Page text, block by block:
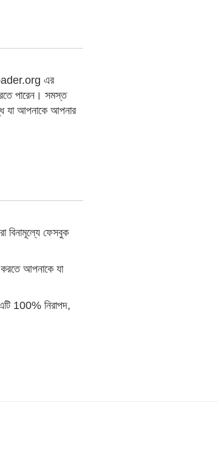
এর
পারেন। সমস্ত
যা আপনাকে আপনার
ফেসবুক
আপনাকে যা
100% নিরাপদ,